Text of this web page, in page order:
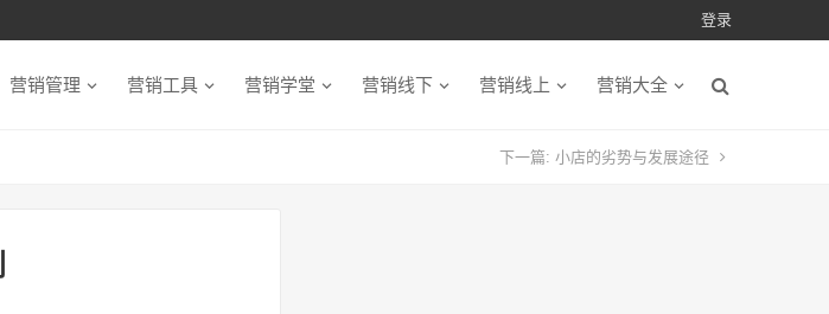
登录
营销管理 营销工具 营销学堂 营销线下 营销线上 营销大全
下一篇: 小店的劣势与发展途径